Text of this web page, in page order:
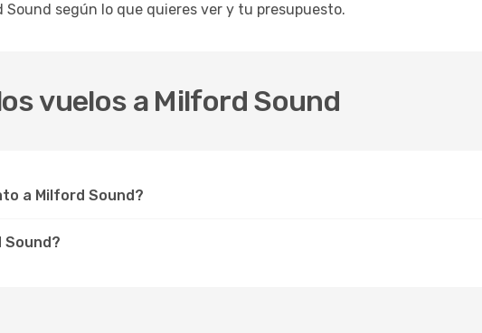
según lo que quieres ver y tu presupuesto.
vuelos a Milford Sound
a Milford Sound?
Sound?